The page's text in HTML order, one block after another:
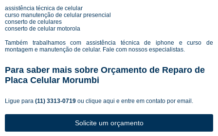
assistência técnica de celular
curso manutenção de celular presencial
conserto de celulares
conserto de celular motorola
Também trabalhamos com assistência técnica de iphone e curso de
montagem e manutenção de celular. Fale com nossos especialistas.
Para saber mais sobre Orçamento de Reparo de
Placa Celular Morumbi
Ligue para (11) 3313-0719 ou clique aqui e entre em contato por email.
Solicite um orçamento